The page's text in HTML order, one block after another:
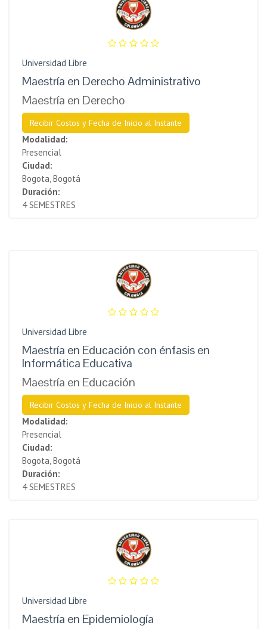
Universidad Libre
Maestría en Derecho Administrativo
Maestría en Derecho
Recibir Costos y Fecha de Inicio al Instante
Modalidad:
Presencial
Ciudad:
Bogota, Bogotá
Duración:
4 SEMESTRES
Universidad Libre
Maestría en Educación con énfasis en
Informática Educativa
Maestría en Educación
Recibir Costos y Fecha de Inicio al Instante
Modalidad:
Presencial
Ciudad:
Bogota, Bogotá
Duración:
4 SEMESTRES
Universidad Libre
Maestría en Epidemiología